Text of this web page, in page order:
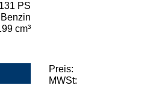
PS
Benzin
cm³
Preis:
MWSt: